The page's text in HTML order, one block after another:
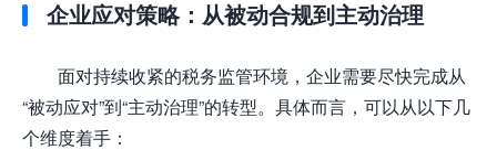
企业应对策略：从被动合规到主动治理
面对持续收紧的税务监管环境，企业需要尽快完成从
“被动应对”到“主动治理”的转型。具体而言，可以从以下几
个维度着手：